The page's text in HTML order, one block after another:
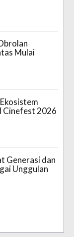
Mulai
Cinefest 2026
Generasi dan
Unggulan